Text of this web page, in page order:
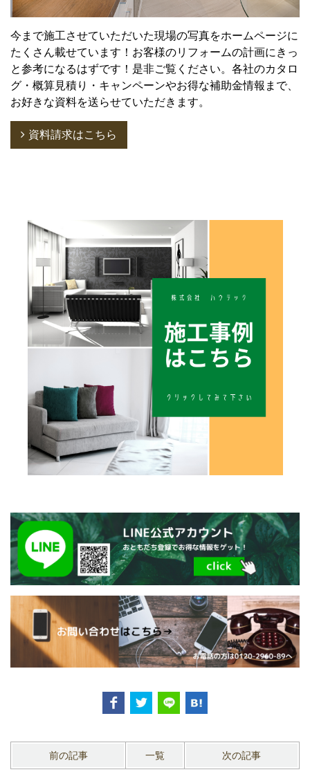
今まで施工させていただいた現場の写真をホームページに
たくさん載せています！お客様のリフォームの計画にきっ
と参考になるはずです！是非ご覧ください。各社のカタロ
グ・概算見積り・キャンペーンやお得な補助金情報まで、
お好きな資料を送らせていただきます。
資料請求はこちら
前の記事 一覧 次の記事